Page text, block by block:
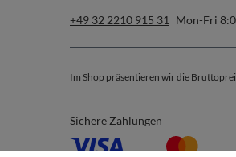
+49 32 2210 915 31 Mon-Fri
Im Shop präsentieren wir die
Sichere Zahlungen